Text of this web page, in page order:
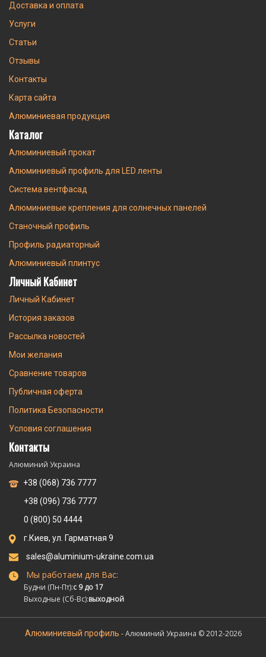
Доставка и оплата
Услуги
Статьи
Отзывы
Контакты
Карта сайта
Алюминиевая продукция
Каталог
Алюминиевый прокат
Алюминиевый профиль для LED ленты
Система вентфасад
Алюминиевые крепления для солнечных панелей
Станочный профиль
Профиль радиаторный
Алюминиевый плинтус
Личный Кабинет
Личный Кабинет
История заказов
Рассылка новостей
Мои желания
Сравнение товаров
Публичная оферта
Политика Безопасности
Условия соглашения
Контакты
Алюминий Украина
+38 (068) 736 7777
+38 (096) 736 7777
0 (800) 50 4444
г.Киев, ул. Гарматная 9
sales@aluminium-ukraine.com.ua
Мы работаем для Вас:
Будни (Пн-Пт):с 9 до 17
Выходные (Сб-Вс):выходной
Алюминиевый профиль - Алюминий Украина © 2012-2026